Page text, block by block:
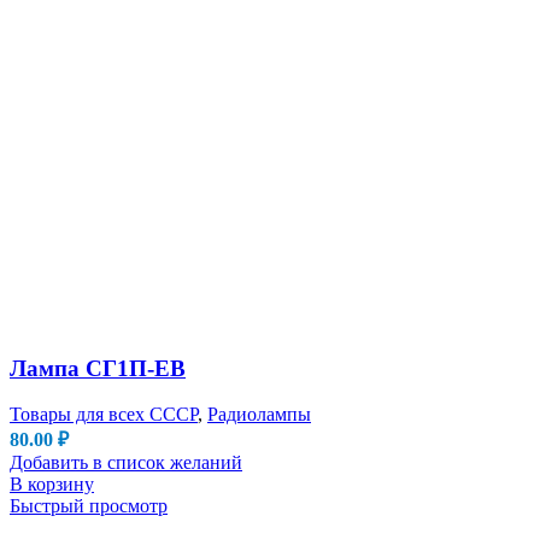
Лампа СГ1П-ЕВ
Товары для всех СССР, Радиолампы
80.00 ₽
Добавить в список желаний
В корзину
Быстрый просмотр